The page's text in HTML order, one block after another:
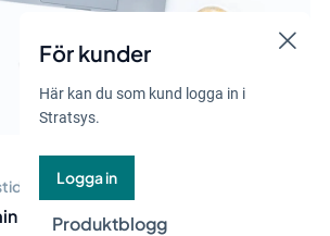
För kunder
Här kan du som kund logga in i
Stratsys.
Logga in
Produktblogg